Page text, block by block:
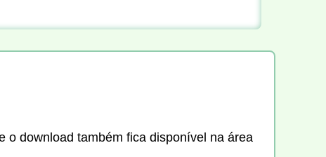
o download também fica disponível na área